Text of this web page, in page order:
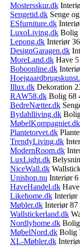
Mostersskur.dk
Sengetid.dk Senge
ESfurniture.dk
LuxoLiving.dk Bolig
Lepong.dk Interiør
DesignGaragen.dk
MoreLand.dk Have
Boboonline.dk
Illux.dk Dekoration
RAW58.dk Bolig 68
BedreNætter.dk
Bydahlliving.dk
MøbelKompagniet.dk
Plantetorvet.dk
TrendyLiving.dk
ModernRoom.dk
LuxLight.dk
NiceWall.dk
Unishop.nu Interiør 6
HaveHandel.dk
Likehome.dk Interiør
Møbler.dk Interiør 87
Wallstickerland.dk
Nordlyhome.dk
MøbelNord.dk Bolig
XL-Møbler.dk